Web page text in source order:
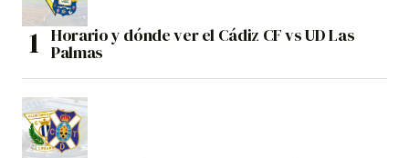
Horario y dónde ver el Cádiz CF vs UD Las
Palmas